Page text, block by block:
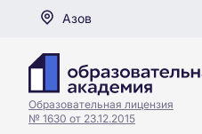
Азов
Образовательная лицензия
№ 1630 от 23.12.2015